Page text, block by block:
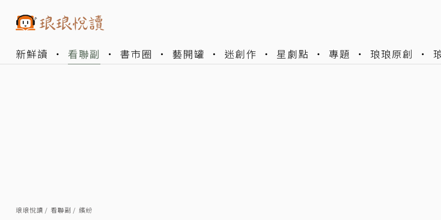
新鮮讀 看聯副 書市圈 藝開罐 迷創作 星劇點 專題 琅琅原創
琅琅悅讀 看聯副 繽紛